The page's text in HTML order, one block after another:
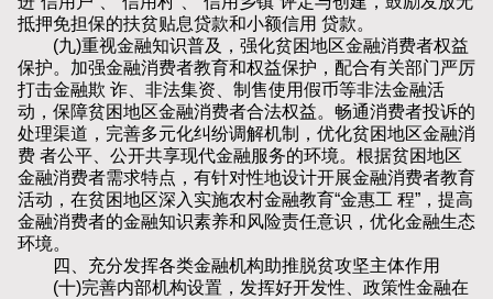
抵押免担保的扶贫贴息贷款和小额信用 贷款。
(九)重视金融知识普及，强化贫困地区金融消费者权益
保护。加强金融消费者教育和权益保护，配合有关部门严厉
打击金融欺 诈、非法集资、制售使用假币等非法金融活
动，保障贫困地区金融消费者合法权益。畅通消费者投诉的
处理渠道，完善多元化纠纷调解机制，优化贫困地区金融消
费 者公平、公开共享现代金融服务的环境。根据贫困地区
金融消费者需求特点，有针对性地设计开展金融消费者教育
活动，在贫困地区深入实施农村金融教育“金惠工 程”，提高
金融消费者的金融知识素养和风险责任意识，优化金融生态
环境。
四、充分发挥各类金融机构助推脱贫攻坚主体作用
(十)完善内部机构设置，发挥好开发性、政策性金融在